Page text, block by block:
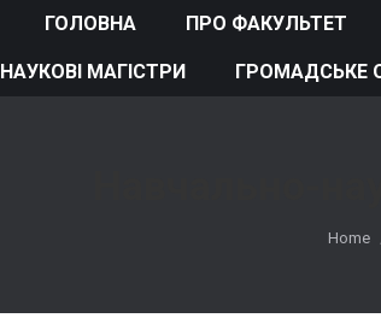
ГОЛОВНА ПРО ФАКУЛЬТЕТ
НАУКОВІ МАГІСТРИ ГРОМАДСЬКЕ
Home